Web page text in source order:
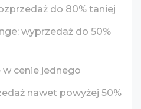
do 80% taniej
wyprzedaż do 50%
cenie jednego
nawet powyżej 50%